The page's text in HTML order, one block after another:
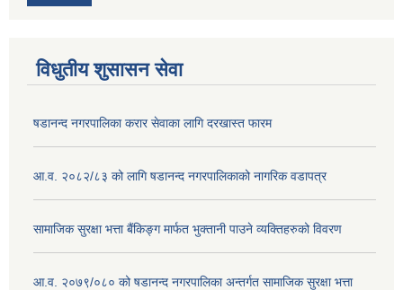
विधुतीय शुसासन सेवा
षडानन्द नगरपालिका करार सेवाका लागि दरखास्त फारम
आ.व. २०८२/८३ को लागि षडानन्द नगरपालिकाको नागरिक वडापत्र
सामाजिक सुरक्षा भत्ता बैंकिङ्ग मार्फत भुक्तानी पाउने व्यक्तिहरुको विवरण
आ.व. २०७९/०८० को षडानन्द नगरपालिका अन्तर्गत सामाजिक सुरक्षा भत्ता